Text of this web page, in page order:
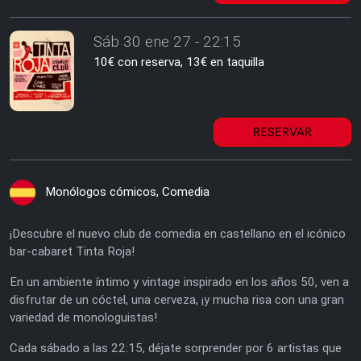
Sáb 30 ene 27 - 22:15
10€ con reserva, 13€ en taquilla
RESERVAR
Monólogos cómicos, Comedia
¡Descubre el nuevo club de comedia en castellano en el icónico
bar-cabaret Tinta Roja!
En un ambiente íntimo y vintage inspirado en los años 50, ven a
disfrutar de un cóctel, una cerveza, ¡y mucha risa con una gran
variedad de monologuistas!
Cada sábado a las 22:15, déjate sorprender por 6 artistas que